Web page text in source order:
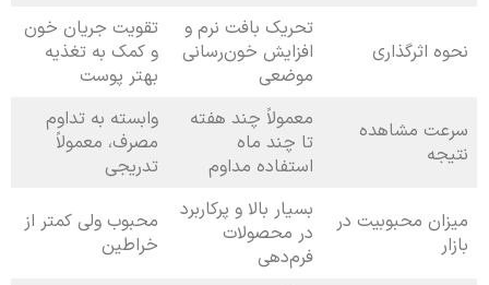
نحوه اثرگذاری
تحریک بافت نرم و
افزایش خون‌رسانی
موضعی
تقویت جریان خون
و کمک به تغذیه
بهتر پوست
سرعت مشاهده
نتیجه
معمولاً چند هفته
تا چند ماه
استفاده مداوم
وابسته به تداوم
مصرف، معمولاً
تدریجی
میزان محبوبیت در
بازار
بسیار بالا و پرکاربرد
در محصولات
فرم‌دهی
محبوب ولی کمتر از
خراطین